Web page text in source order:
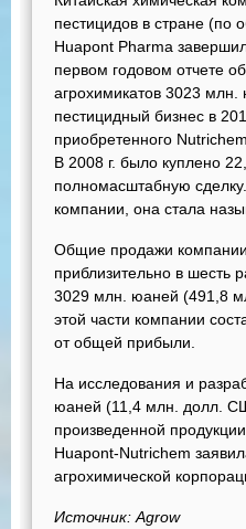
пестицидов в стране (по
Huapont Pharma
первом годовом отчете
агрохимикатов 3023
пестицидный бизнес в
приобретенного
В 2008 г. было куплено
полномасштабную
компании, она стала
Общие продажи
приблизительно в шесть
3029 млн. юаней (491,8
этой части компании
от общей прибыли.
На исследования и
юаней (11,4 млн. долл.
произведенной
Huapont-Nutrichem
агрохимической
Источник: Agrow